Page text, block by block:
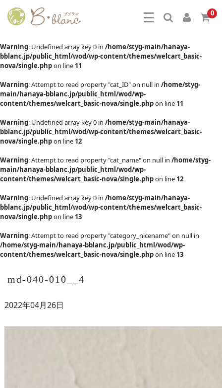
0
Warning: Undefined array key 0 in /home/styg-main/hanaya-
bblanc.jp/public_html/wod/wp-content/themes/welcart_basic-
nova/single.phpon line 11
Warning: Attempt to read property "cat_ID" on null in /home/styg-
main/hanaya-bblanc.jp/public_html/wod/wp-
content/themes/welcart_basic-nova/single.phpon line 11
Warning: Undefined array key 0 in /home/styg-main/hanaya-
bblanc.jp/public_html/wod/wp-content/themes/welcart_basic-
nova/single.phpon line 12
Warning: Attempt to read property "cat_name" on null in /home/styg-
main/hanaya-bblanc.jp/public_html/wod/wp-
content/themes/welcart_basic-nova/single.phpon line 12
Warning: Undefined array key 0 in /home/styg-main/hanaya-
bblanc.jp/public_html/wod/wp-content/themes/welcart_basic-
nova/single.phpon line 13
Warning: Attempt to read property "category_nicename" on null in
/home/styg-main/hanaya-bblanc.jp/public_html/wod/wp-
content/themes/welcart_basic-nova/single.phpon line 13
md-040-010__4
2022年04月26日